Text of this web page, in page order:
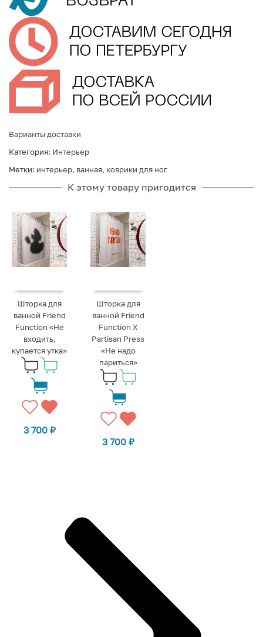
Варианты доставки
Категория: Интерьер
Метки: интерьер, ванная, коврики для ног
К этому товару пригодится
Шторка для
ванной Friend
Function «Не
входить,
купается утка»
3 700 ₽
Шторка для
ванной Friend
Function X
Partisan Press
«Не надо
париться»
3 700 ₽